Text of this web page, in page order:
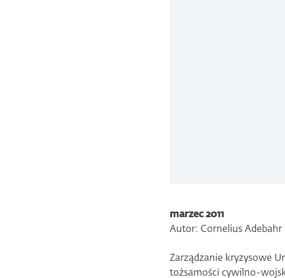
marzec 2011
Autor: Cornelius Adebahr
Zarządzanie kryzysowe
tożsamości cywilno-